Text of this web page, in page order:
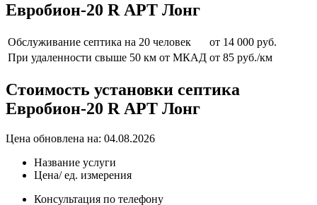
Евробион-20 R АРТ Лонг
Обслуживание септика на 20 человек
от 14 000 руб.
При удаленности свыше 50 км от МКАД от 85 руб./км
Стоимость установки септика
Евробион-20 R АРТ Лонг
Цена обновлена на: 04.08.2026
Название услуги
Цена/ ед. измерения
Консультация по телефону